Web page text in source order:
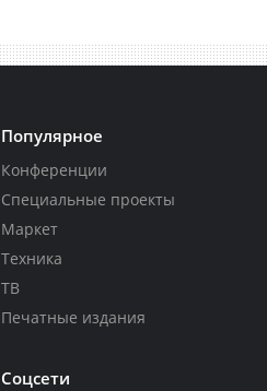
Популярное
Конференции
Специальные проекты
Маркет
Техника
ТВ
Печатные издания
Соцсети